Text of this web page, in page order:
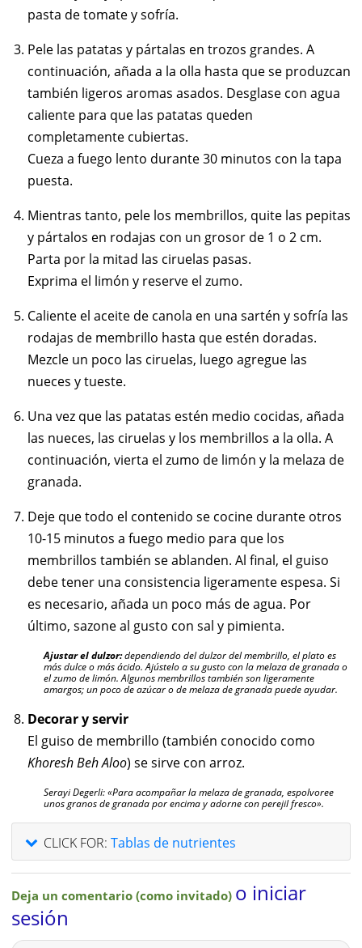
pasta de tomate y sofría.
Pele las patatas y pártalas en trozos grandes. A
continuación, añada a la olla hasta que se produzcan
también ligeros aromas asados. Desglase con agua
caliente para que las patatas queden
completamente cubiertas.
Cueza a fuego lento durante 30 minutos con la tapa
puesta.
Mientras tanto, pele los membrillos, quite las pepitas
y pártalos en rodajas con un grosor de 1 o 2 cm.
Parta por la mitad las ciruelas pasas.
Exprima el limón y reserve el zumo.
Caliente el aceite de canola en una sartén y sofría las
rodajas de membrillo hasta que estén doradas.
Mezcle un poco las ciruelas, luego agregue las
nueces y tueste.
Una vez que las patatas estén medio cocidas, añada
las nueces, las ciruelas y los membrillos a la olla. A
continuación, vierta el zumo de limón y la melaza de
granada.
Deje que todo el contenido se cocine durante otros
10-15 minutos a fuego medio para que los
membrillos también se ablanden. Al final, el guiso
debe tener una consistencia ligeramente espesa. Si
es necesario, añada un poco más de agua. Por
último, sazone al gusto con sal y pimienta.
Ajustar el dulzor:dependiendo del dulzor del membrillo, el plato es
más dulce o más ácido. Ajústelo a su gusto con la melaza de granada o
el zumo de limón. Algunos membrillos también son ligeramente
amargos; un poco de azúcar o de melaza de granada puede ayudar.
Decorar y servir
El guiso de membrillo (también conocido como
Khoresh Beh Aloo) se sirve con arroz.
Serayi Degerli: «Para acompañar la melaza de granada, espolvoree
unos granos de granada por encima y adorne con perejil fresco».
CLICK FOR: Tablas de nutrientes
Deja un comentario (como invitado) o iniciar
sesión